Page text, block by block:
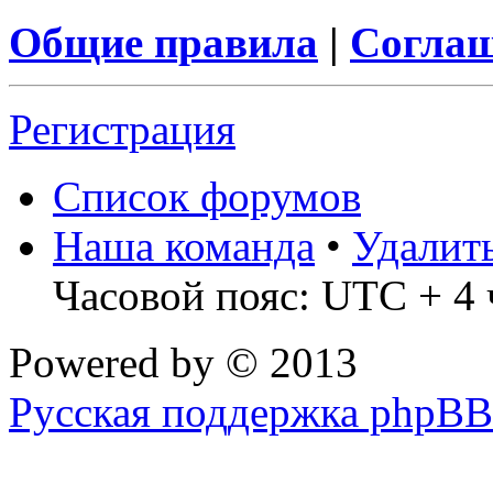
Общие правила |
Регистрация
Список форумов
Наша команда •
Часовой пояс: UTC + 4
Powered by © 2013
Русская поддержка phpBB